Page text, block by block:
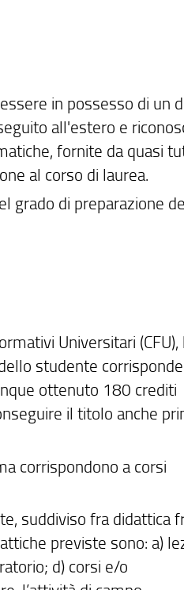
in possesso di un
all'estero e
fornite da quasi
al corso di laurea.
grado di preparazione
Universitari (CFU),
studente
ottenuto 180 crediti
il titolo anche
corrispondono a corsi
suddiviso fra didattica
previste sono: a)
d) corsi e/o